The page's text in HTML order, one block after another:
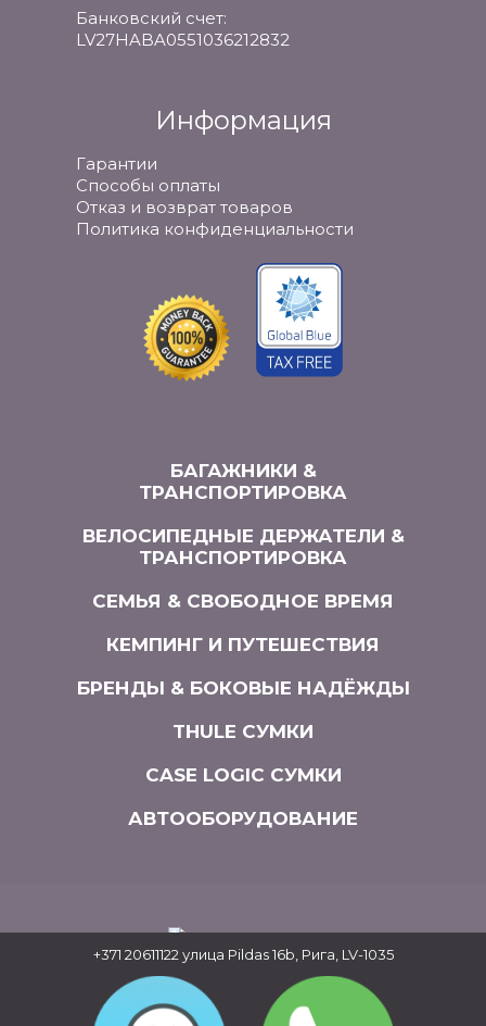
Банковский счет:
LV27HABA0551036212832
Информация
Гарантии
Способы оплаты
Отказ и возврат товаров
Политика конфиденциальности
БАГАЖНИКИ &
ТРАНСПОРТИРОВКА
ВЕЛОСИПЕДНЫЕ ДЕРЖАТЕЛИ &
ТРАНСПОРТИРОВКА
СЕМЬЯ & СВОБОДНОЕ ВРЕМЯ
КЕМПИНГ И ПУТЕШЕСТВИЯ
БРЕНДЫ & БОКОВЫЕ НАДЁЖДЫ
THULE СУМКИ
CASE LOGIC СУМКИ
АВТООБОРУДОВАНИЕ
+371 20611122 улица Pildas 16b, Рига, LV-1035